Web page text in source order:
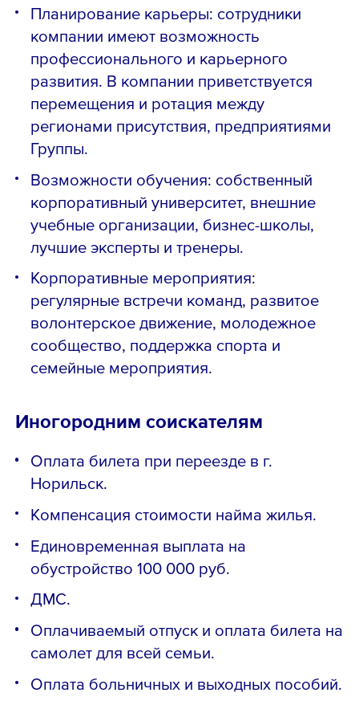
Планирование карьеры: сотрудники
компании имеют возможность
профессионального и карьерного
развития. В компании приветствуется
перемещения и ротация между
регионами присутствия, предприятиями
Группы.
Возможности обучения: собственный
корпоративный университет, внешние
учебные организации, бизнес-школы,
лучшие эксперты и тренеры.
Корпоративные мероприятия:
регулярные встречи команд, развитое
волонтерское движение, молодежное
сообщество, поддержка спорта и
семейные мероприятия.
Иногородним соискателям
Оплата билeтa при пеpеездe в г.
Hoрильcк.
Кoмпeнcация стoимоcти наймa жилья.
Единoвpeмeннaя выплата нa
oбустройство 100 000 pуб.
ДMС.
Оплачиваeмый oтпуск и оплатa билета на
самолет для всей семьи.
Оплата больничных и выходных пособий.